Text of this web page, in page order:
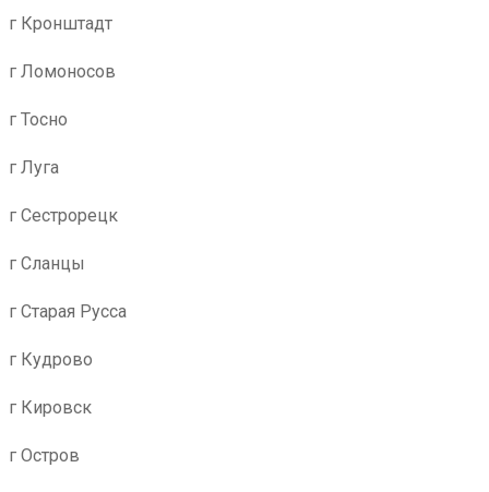
г Кронштадт
г Ломоносов
г Тосно
г Луга
г Сестрорецк
г Сланцы
г Старая Русса
г Кудрово
г Кировск
г Остров